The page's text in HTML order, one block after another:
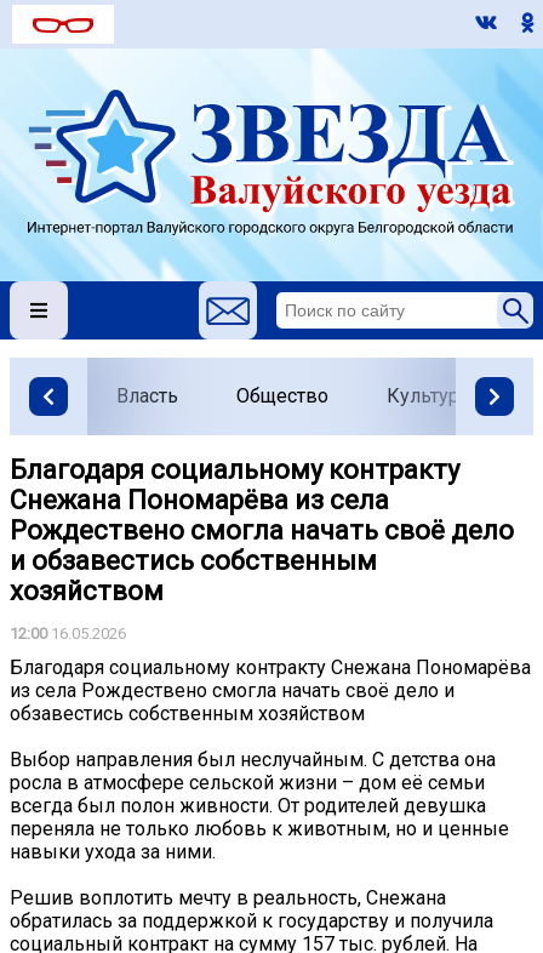
Власть Общество Культура
Благодаря социальному контракту
Снежана Пономарёва из села
Рождествено смогла начать своё дело
и обзавестись собственным
хозяйством
12:0016.05.2026
Благодаря социальному контракту Снежана Пономарёва
из села Рождествено смогла начать своё дело и
обзавестись собственным хозяйством
Выбор направления был неслучайным. С детства она
росла в атмосфере сельской жизни – дом её семьи
всегда был полон живности. От родителей девушка
переняла не только любовь к животным, но и ценные
навыки ухода за ними.
Решив воплотить мечту в реальность, Снежана
обратилась за поддержкой к государству и получила
социальный контракт на сумму 157 тыс. рублей. На